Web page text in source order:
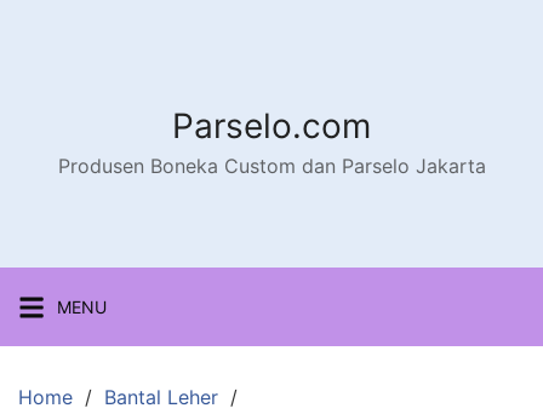
Parselo.com
Produsen Boneka Custom dan Parselo Jakarta
MENU
Home
Bantal Leher